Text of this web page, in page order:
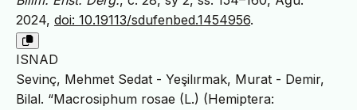
2024, doi: 10.19113/sdufenbed.1454956.
ISNAD
Sevinç, Mehmet Sedat - Yeşilırmak, Murat - Demir,
Bilal. “Macrosiphum rosae (L.) (Hemiptera: